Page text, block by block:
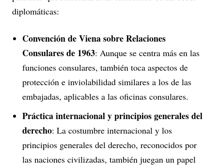
diplomáticas:
Convención de Viena sobre Relaciones
Consulares de 1963: Aunque se centra más en las
funciones consulares, también toca aspectos de
protección e inviolabilidad similares a los de las
embajadas, aplicables a las oficinas consulares.
Práctica internacional y principios generales del
derecho: La costumbre internacional y los
principios generales del derecho, reconocidos por
las naciones civilizadas, también juegan un papel